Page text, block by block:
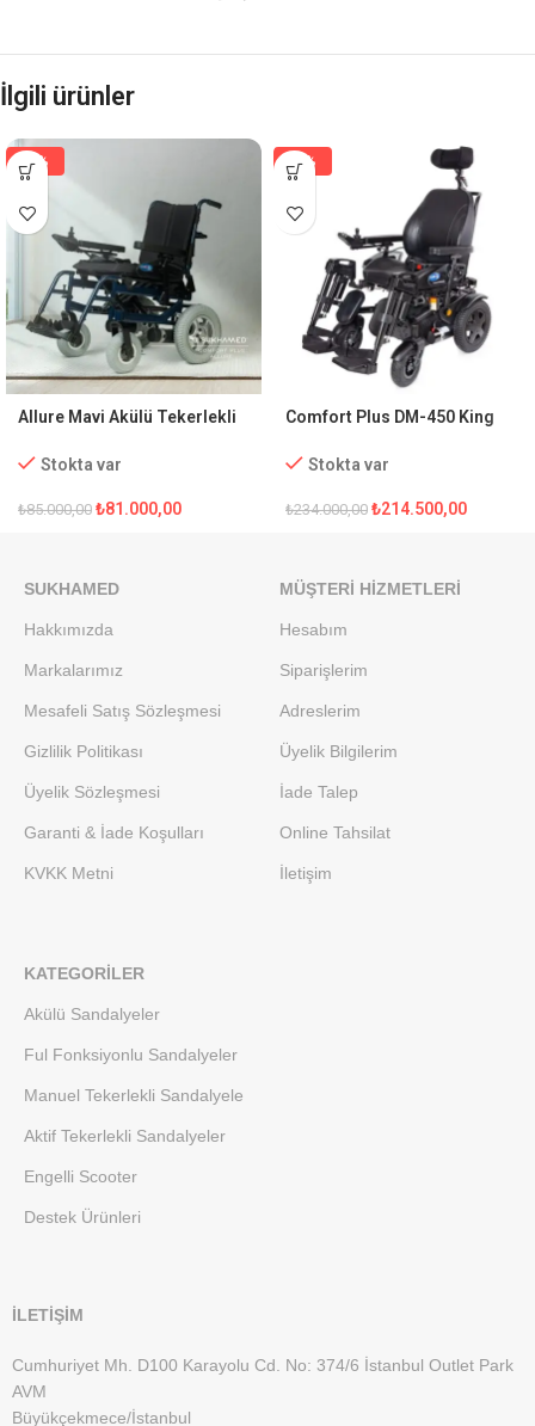
İlgili ürünler
-5%
Allure Mavi Akülü Tekerlekli
Stokta var
₺85.000,00 ₺81.000,00
-8%
Comfort Plus DM-450 King
Sandalye
Stokta var
₺234.000,00 ₺214.500,00
SUKHAMED
Hakkımızda
Markalarımız
Mesafeli Satış Sözleşmesi
Gizlilik Politikası
Üyelik Sözleşmesi
Garanti & İade Koşulları
KVKK Metni
MÜŞTERI HIZMETLERI
Hesabım
Siparişlerim
Adreslerim
Üyelik Bilgilerim
İade Talep
Online Tahsilat
İletişim
KATEGORILER
Akülü Sandalyeler
Ful Fonksiyonlu Sandalyeler
Manuel Tekerlekli Sandalyele
Aktif Tekerlekli Sandalyeler
Engelli Scooter
Destek Ürünleri
İLETİŞİM
Cumhuriyet Mh. D100 Karayolu Cd. No: 374/6 İstanbul Outlet Park
AVM
Büyükçekmece/İstanbul